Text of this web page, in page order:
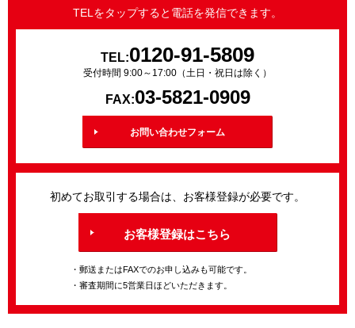
TELをタップすると電話を発信できます。
TEL:0120-91-5809
受付時間 9:00～17:00（土日・祝日は除く）
FAX:03-5821-0909
お問い合わせフォーム
初めてお取引する場合は、お客様登録が必要です。
お客様登録はこちら
・郵送またはFAXでのお申し込みも可能です。
・審査期間に5営業日ほどいただきます。